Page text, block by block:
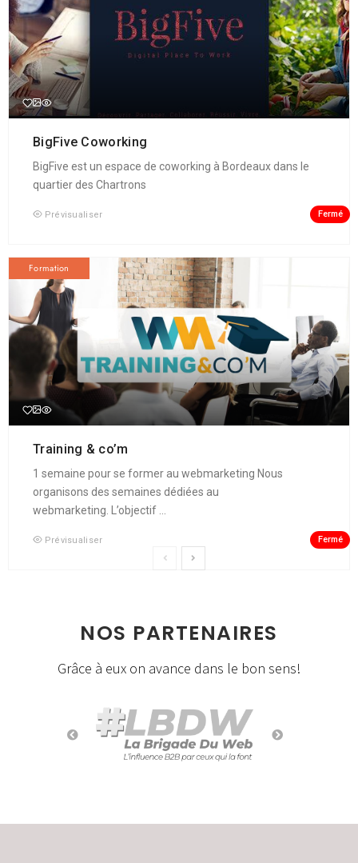
BigFive Coworking
BigFive est un espace de coworking à Bordeaux dans le
quartier des Chartrons
Prévisualiser Fermé
Formation
Training & co’m
1 semaine pour se former au webmarketing Nous
organisons des semaines dédiées au
webmarketing. L’objectif ...
Prévisualiser Fermé
NOS PARTENAIRES
Grâce à eux on avance dans le bon sens!